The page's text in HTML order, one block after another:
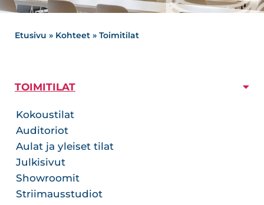
Etusivu » Kohteet » Toimitilat
TOIMITILAT
Kokoustilat
Auditoriot
Aulat ja yleiset tilat
Julkisivut
Showroomit
Striimausstudiot